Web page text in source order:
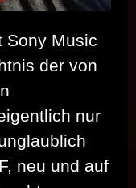
Sony Music
der von
nur
neu und auf